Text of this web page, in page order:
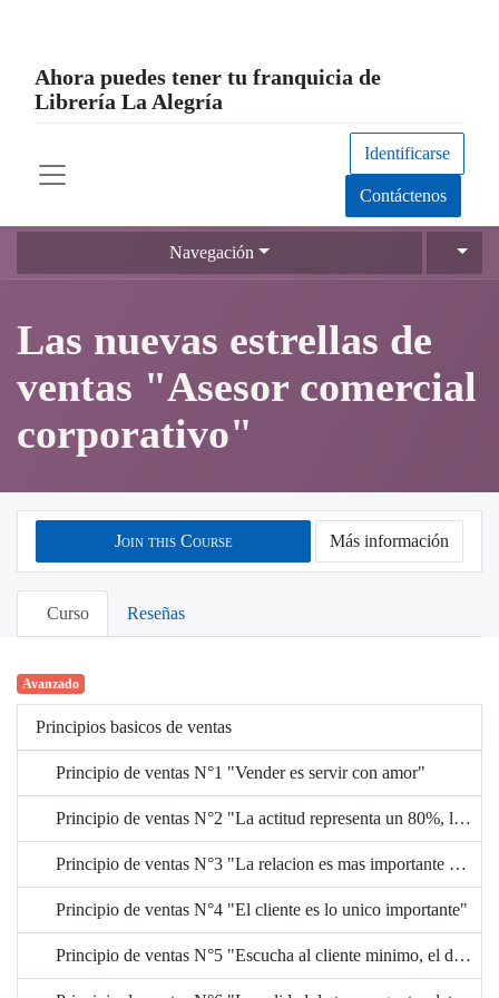
Ahora puedes tener tu franquicia de
Librería La Alegría
Identificarse
Contáctenos
Navegación
Las nuevas estrellas de
ventas "Asesor comercial
corporativo"
Join this Course Más información
Curso Reseñas
Avanzado
Principios basicos de ventas
Principio de ventas N°1 "Vender es servir con amor"
Principio de ventas N°2 "La actitud representa un 80%, la aptitud un 20%"
Principio de ventas N°3 "La relacion es mas importante que la transaccion"
Principio de ventas N°4 "El cliente es lo unico importante"
Principio de ventas N°5 "Escucha al cliente minimo, el doble de tiempo del que le hablas"